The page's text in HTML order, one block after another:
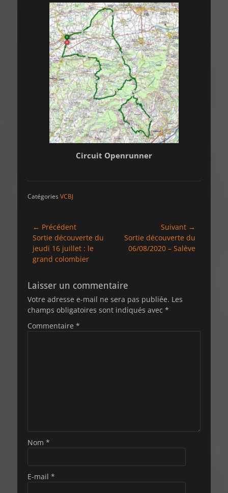
Circuit Openrunner
Catégories VCBJ
Navigation
de
l’article
← Précédent
Article
précédent :
Sortie découverte du
jeudi 16 juillet : le
grand colombier
Suivant →
Article
suivant :
Sortie découverte du
06/08/2020 – Salève
Laisser un commentaire
Votre adresse e-mail ne sera pas publiée. Les
champs obligatoires sont indiqués avec *
Commentaire *
Nom *
E-mail *